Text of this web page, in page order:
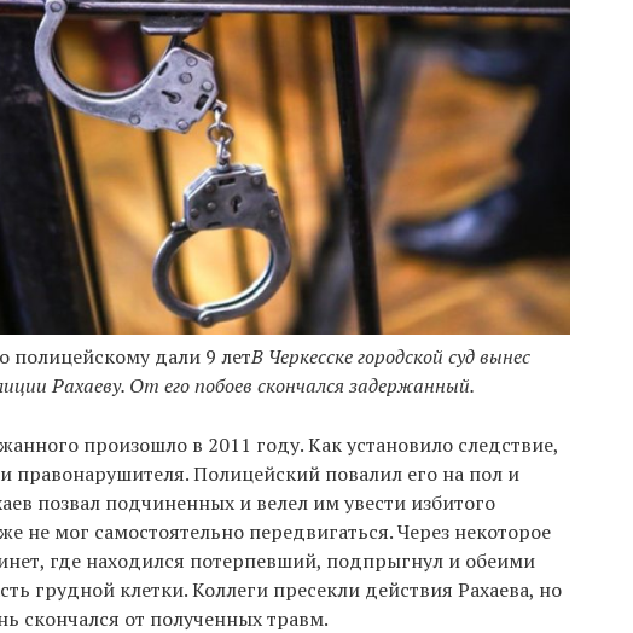
полицейскому дали 9 летВ Черкесске городской суд вынес
Рахаеву. От его побоев скончался задержанный.
произошло в 2011 году. Как установило следствие,
правонарушителя. Полицейский повалил его на пол и
позвал подчиненных и велел им увести избитого
не мог самостоятельно передвигаться. Через некоторое
где находился потерпевший, подпрыгнул и обеими
грудной клетки. Коллеги пресекли действия Рахаева, но
скончался от полученных травм.